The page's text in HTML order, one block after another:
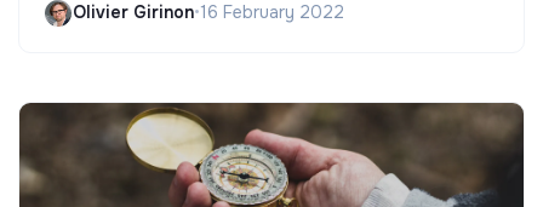
Olivier Girinon•16 February 2022